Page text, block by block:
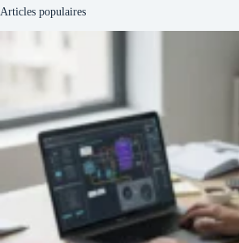
Articles populaires